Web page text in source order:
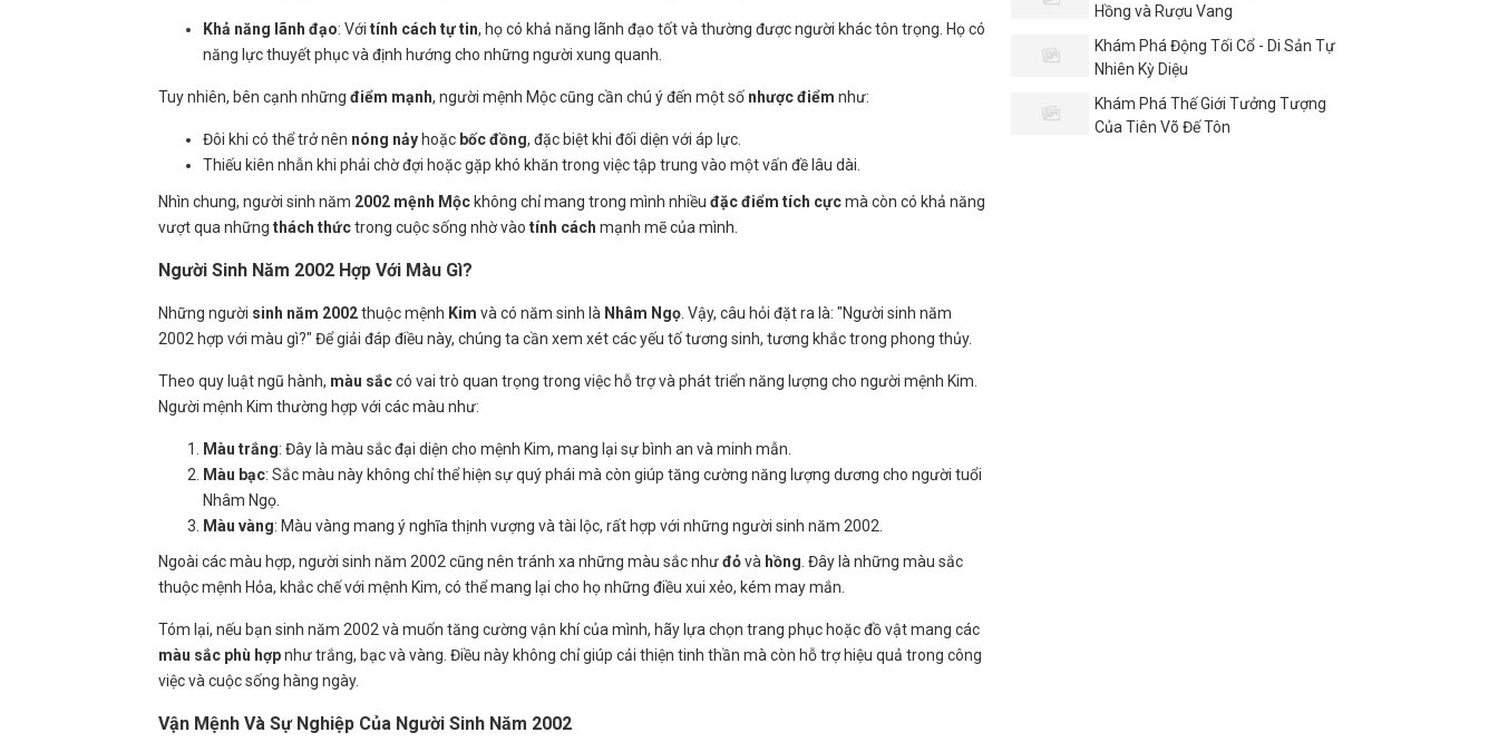
Khả năng lãnh đạo: Với tính cách tự tin, họ có khả năng lãnh đạo tốt và thường được người khác tôn trọng. Họ có
năng lực thuyết phục và định hướng cho những người xung quanh.
Tuy nhiên, bên cạnh những điểm mạnh, người mệnh Mộc cũng cần chú ý đến một số nhược điểm như:
Đôi khi có thể trở nên nóng nảy hoặc bốc đồng, đặc biệt khi đối diện với áp lực.
Thiếu kiên nhẫn khi phải chờ đợi hoặc gặp khó khăn trong việc tập trung vào một vấn đề lâu dài.
Nhìn chung, người sinh năm 2002 mệnh Mộc không chỉ mang trong mình nhiều đặc điểm tích cựcmà còn có khả năng
vượt qua những thách thứctrong cuộc sống nhờ vào tính cách mạnh mẽ của mình.
Người Sinh Năm 2002 Hợp Với Màu Gì?
Những người sinh năm 2002thuộc mệnh Kim và có năm sinh là Nhâm Ngọ . Vậy, câu hỏi đặt ra là: "Người sinh năm
2002 hợp với màu gì?" Để giải đáp điều này, chúng ta cần xem xét các yếu tố tương sinh, tương khắc trong phong thủy.
Theo quy luật ngũ hành, màu sắccó vai trò quan trọng trong việc hỗ trợ và phát triển năng lượng cho người mệnh Kim.
Người mệnh Kim thường hợp với các màu như:
Màu trắng: Đây là màu sắc đại diện cho mệnh Kim, mang lại sự bình an và minh mẫn.
Màu bạc: Sắc màu này không chỉ thể hiện sự quý phái mà còn giúp tăng cường năng lượng dương cho người tuổi
Nhâm Ngọ.
Màu vàng: Màu vàng mang ý nghĩa thịnh vượng và tài lộc, rất hợp với những người sinh năm 2002.
Ngoài các màu hợp, người sinh năm 2002 cũng nên tránh xa những màu sắc nhưđỏvà hồng . Đây là những màu sắc
thuộc mệnh Hỏa, khắc chế với mệnh Kim, có thể mang lại cho họ những điều xui xẻo, kém may mắn.
Tóm lại, nếu bạn sinh năm 2002 và muốn tăng cường vận khí của mình, hãy lựa chọn trang phục hoặc đồ vật mang các
màu sắc phù hợpnhư trắng, bạc và vàng. Điều này không chỉ giúp cải thiện tinh thần mà còn hỗ trợ hiệu quả trong công
việc và cuộc sống hàng ngày.
Vận Mệnh Và Sự Nghiệp Của Người Sinh Năm 2002
Hồng và Rượu Vang
Khám Phá Động Tối Cổ - Di Sản Tự
Nhiên Kỳ Diệu
Khám Phá Thế Giới Tưởng Tượng
Của Tiên Võ Đế Tôn